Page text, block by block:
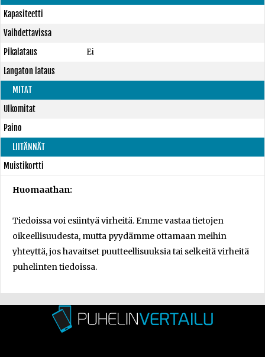
Kapasiteetti
Vaihdettavissa
Pikalataus
Ei
Langaton lataus
MITAT
Ulkomitat
Paino
LIITÄNNÄT
Muistikortti
Huomaathan:
Tiedoissa voi esiintyä virheitä. Emme vastaa tietojen
oikeellisuudesta, mutta pyydämme ottamaan meihin
yhteyttä, jos havaitset puutteellisuuksia tai selkeitä virheitä
puhelinten tiedoissa.